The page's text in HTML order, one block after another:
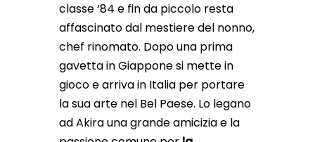
classe ‘84 e fin da piccolo resta
affascinato dal mestiere del nonno,
chef rinomato. Dopo una prima
gavetta in Giappone si mette in
gioco e arriva in Italia per portare
la sua arte nel Bel Paese. Lo legano
ad Akira una grande amicizia e la